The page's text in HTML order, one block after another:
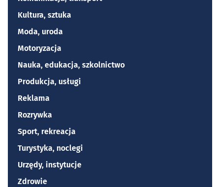
Kultura, sztuka
Moda, uroda
Motoryzacja
Nauka, edukacja, szkolnictwo
Produkcja, usługi
Reklama
Rozrywka
Sport, rekreacja
Turystyka, noclegi
Urzędy, instytucje
Zdrowie